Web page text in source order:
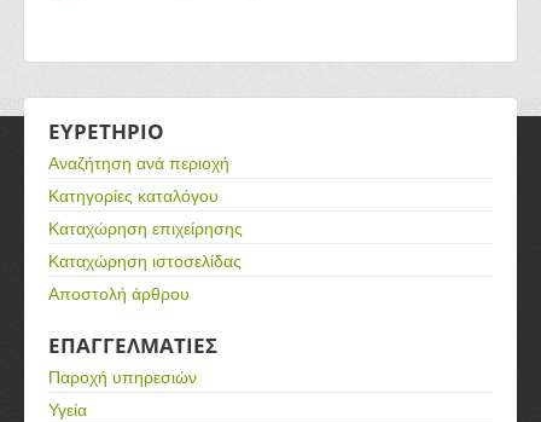
ΕΥΡΕΤΗΡΙΟ
Αναζήτηση ανά περιοχή
Κατηγορίες καταλόγου
Καταχώρηση επιχείρησης
Καταχώρηση ιστοσελίδας
Αποστολή άρθρου
ΕΠΑΓΓΕΛΜΑΤΙΕΣ
Παροχή υπηρεσιών
Υγεία